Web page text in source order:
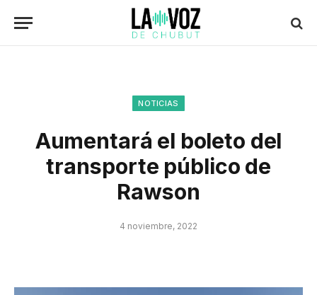
NOTICIAS
Aumentará el boleto del
transporte público de
Rawson
4 noviembre, 2022